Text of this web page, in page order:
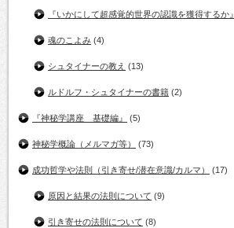
『いかにして超感覚的世界の認識を獲得するか』
魂のこよみ (4)
シュタイナーの教え (13)
ルドルフ・シュタイナーの書籍 (2)
『神秘学講座 基礎編』 (5)
神秘学概論（メルマガ等） (73)
成功哲学や法則（引き寄せ/潜在意識/カルマ） (17)
原因と結果の法則について (9)
引き寄せの法則について (8)